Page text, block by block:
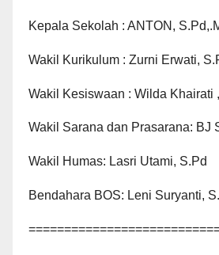
Kepala Sekolah : ANTON,
Wakil Kurikulum : Zurni Erwati,
Wakil Kesiswaan : Wilda Khairati
Wakil Sarana dan Prasarana: BJ
Wakil Humas: Lasri Utami, S.Pd
Bendahara BOS: Leni Suryanti,